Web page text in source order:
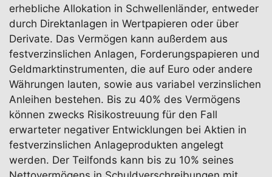
erhebliche Allokation in Schwellenländer, entweder
durch Direktanlagen in Wertpapieren oder über
Derivate. Das Vermögen kann außerdem aus
festverzinslichen Anlagen, Forderungspapieren und
Geldmarktinstrumenten, die auf Euro oder andere
Währungen lauten, sowie aus variabel verzinslichen
Anleihen bestehen. Bis zu 40% des Vermögens
können zwecks Risikostreuung für den Fall
erwarteter negativer Entwicklungen bei Aktien in
festverzinslichen Anlageprodukten angelegt
werden. Der Teilfonds kann bis zu 10% seines